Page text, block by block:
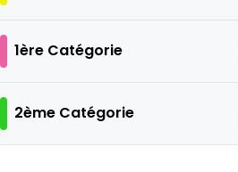
1ère Catégorie
2ème Catégorie